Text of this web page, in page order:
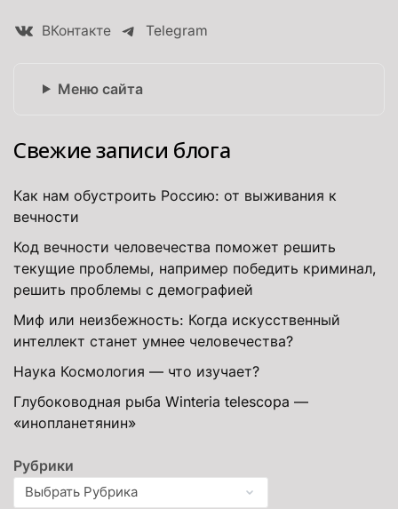
ВКонтакте Telegram
Меню сайта
Свежие записи блога
Как нам обустроить Россию: от выживания к
вечности
Код вечности человечества поможет решить
текущие проблемы, например победить криминал,
решить проблемы с демографией
Миф или неизбежность: Когда искусственный
интеллект станет умнее человечества?
Наука Космология — что изучает?
Глубоководная рыба Winteria telescopa —
«инопланетянин»
Рубрики